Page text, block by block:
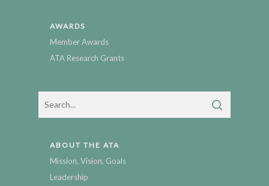
AWARDS
Member Awards
ATA Research Grants
ABOUT THE ATA
Mission, Vision, Goals
Leadership